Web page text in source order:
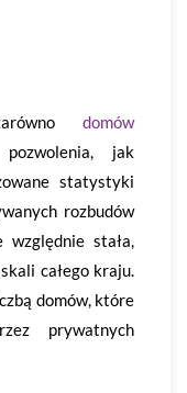
domów
jak
statystyki
rozbudów
względnie stała,
całego kraju.
domów, które
prywatnych